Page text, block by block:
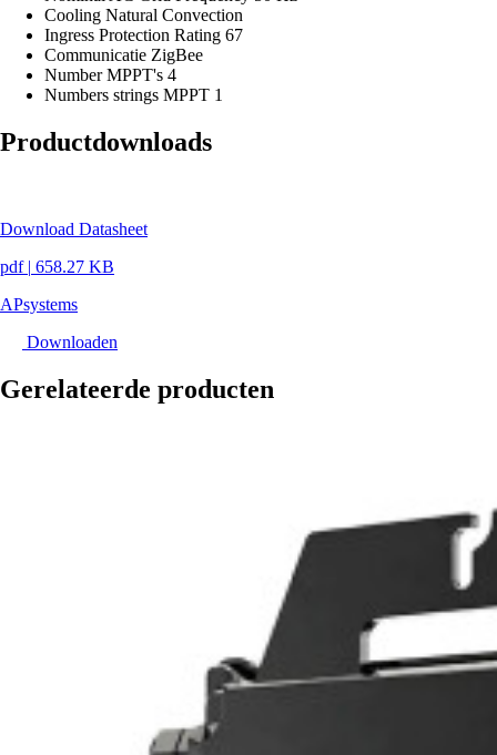
Cooling Natural Convection
Ingress Protection Rating 67
Communicatie ZigBee
Number MPPT's 4
Numbers strings MPPT 1
Productdownloads
Download Datasheet
pdf | 658.27 KB
APsystems
Downloaden
Gerelateerde producten